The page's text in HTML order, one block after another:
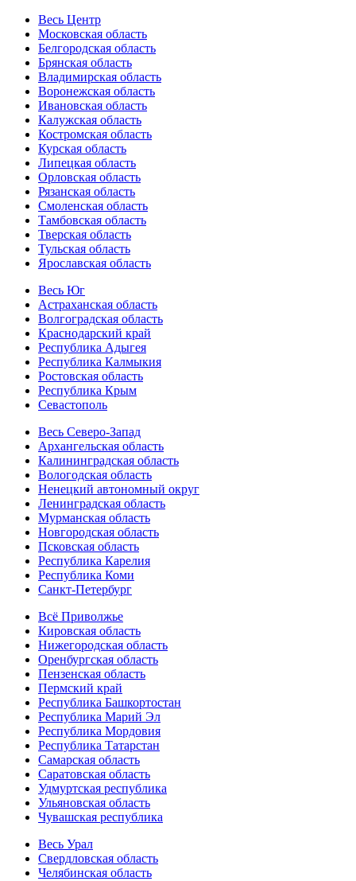
Весь Центр
Московская область
Белгородская область
Брянская область
Владимирская область
Воронежская область
Ивановская область
Калужская область
Костромская область
Курская область
Липецкая область
Орловская область
Рязанская область
Смоленская область
Тамбовская область
Тверская область
Тульская область
Ярославская область
Весь Юг
Астраханская область
Волгоградская область
Краснодарский край
Республика Адыгея
Республика Калмыкия
Ростовская область
Республика Крым
Севастополь
Весь Северо-Запад
Архангельская область
Калининградская область
Вологодская область
Ненецкий автономный округ
Ленинградская область
Мурманская область
Новгородская область
Псковская область
Республика Карелия
Республика Коми
Санкт-Петербург
Всё Приволжье
Кировская область
Нижегородская область
Оренбургская область
Пензенская область
Пермский край
Республика Башкортостан
Республика Марий Эл
Республика Мордовия
Республика Татарстан
Самарская область
Саратовская область
Удмуртская республика
Ульяновская область
Чувашская республика
Весь Урал
Свердловская область
Челябинская область